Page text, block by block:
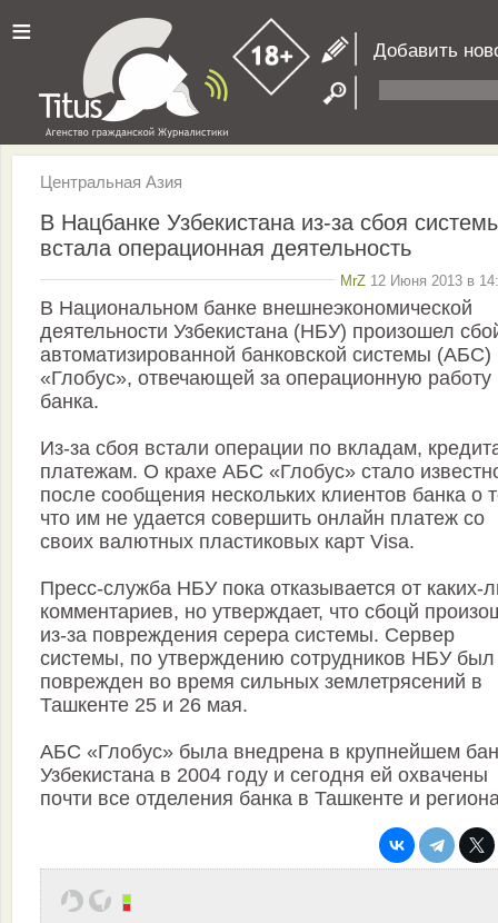
≡ Добавить
Центральная Азия
В Нацбанке Узбекистана из-за сбоя
встала операционная деятельность
MrZ 12 Июня 2013 в
В Национальном банке внешнеэкономической
деятельности Узбекистана (НБУ) произошел
автоматизированной банковской системы (АБС)
«Глобус», отвечающей за операционную работу
банка.
Из-за сбоя встали операции по вкладам,
платежам. О крахе АБС «Глобус» стало
после сообщения нескольких клиентов банка о
что им не удается совершить онлайн платеж со
своих валютных пластиковых карт Visa.
Пресс-служба НБУ пока отказывается от каких-
комментариев, но утверждает, что сбоцй
из-за повреждения серера системы. Сервер
системы, по утверждению сотрудников НБУ был
поврежден во время сильных землетрясений в
Ташкенте 25 и 26 мая.
АБС «Глобус» была внедрена в крупнейшем
Узбекистана в 2004 году и сегодня ей охвачены
почти все отделения банка в Ташкенте и